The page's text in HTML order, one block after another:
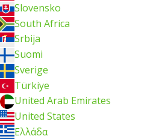
Slovensko
South Africa
Srbija
Suomi
Sverige
Türkiye
United Arab Emirates
United States
Ελλάδα